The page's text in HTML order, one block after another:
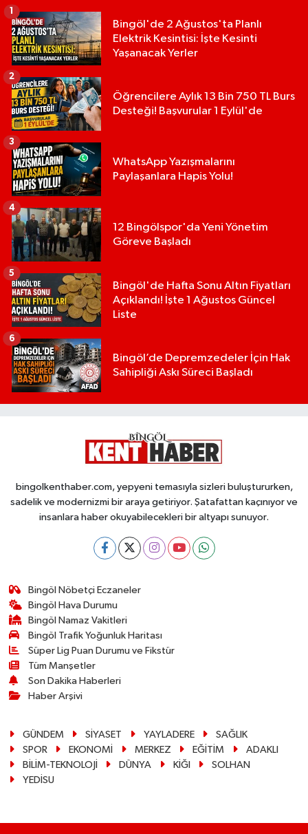
Bingöl'de 2 Ağustos'ta Planlı
Elektrik Kesintisi: İşte Kesinti
Yaşanacak Yerler
Öğrencilere Aylık 13 Bin 750 TL Burs
Desteği! Başvurular 1 Eylül'de
2
WhatsApp Yazışmalarını
Paylaşanlara Hapis Yolu!
3
12 Bingölspor'da Yeni Yönetim
Göreve Başladı
4
Bingöl'de Hafta Sonu Altın Fiyatları
Açıklandı! İşte 1 Ağustos Güncel
Liste
5
Bingöl’de Depremzedeler İçin Hak
Sahipliği Askı Süreci Başladı
6
bingolkenthaber.com, yepyeni temasıyla sizleri buluştururken,
sadelik ve modernizmi bir araya getiriyor. Şatafattan kaçınıyor ve
insanlara haber okuyabilecekleri bir altyapı sunuyor.
Bingöl Nöbetçi Eczaneler
Bingöl Hava Durumu
Bingöl Namaz Vakitleri
Bingöl Trafik Yoğunluk Haritası
Süper Lig Puan Durumu ve Fikstür
Tüm Manşetler
Son Dakika Haberleri
Haber Arşivi
GÜNDEM SİYASET YAYLADERE
SAĞLIK
SPOR
EKONOMİ MERKEZ EĞİTİM
ADAKLI
BİLİM-TEKNOLOJİ
DÜNYA KİĞI
SOLHAN
YEDİSU